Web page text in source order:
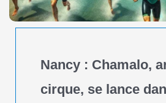
Nancy : Chamalo,
cirque, se lance